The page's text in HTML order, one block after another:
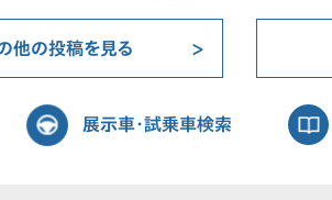
他の投稿を見る
展示車・試乗車検索